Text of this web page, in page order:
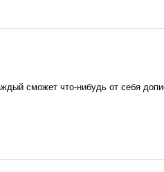
сможет что-нибудь от себя